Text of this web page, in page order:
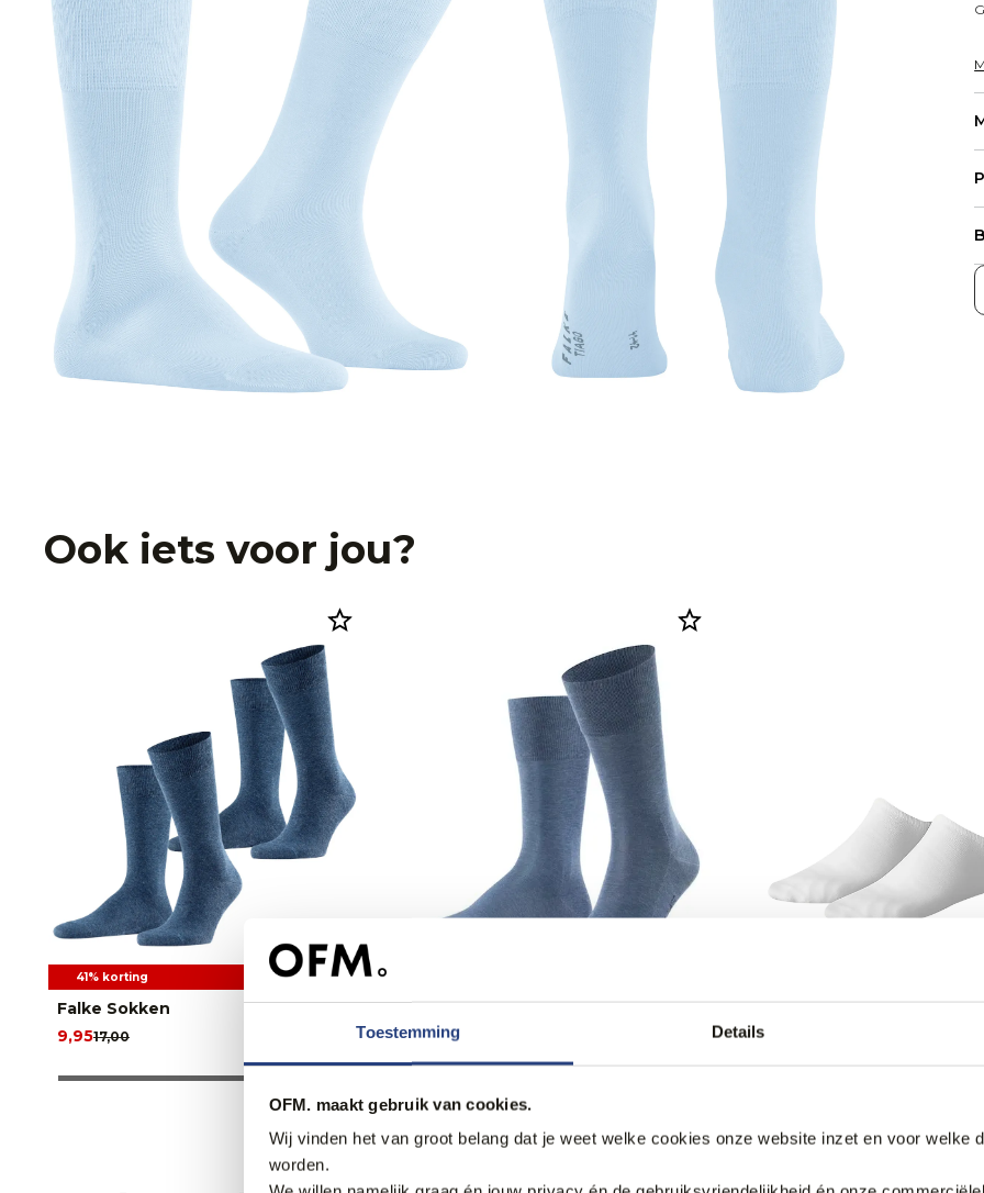
Toestemming Details
OFM. maakt gebruik van cookies.
Wij vinden het van groot belang dat je weet welke cookies onze website inzet en voor welke
worden.
Ook iets voor jou?
41% korting
Falke Sokken
17,00
9,95
Falke Sokken
18,00
Tommy Hilfiger 2-Pack
11,99